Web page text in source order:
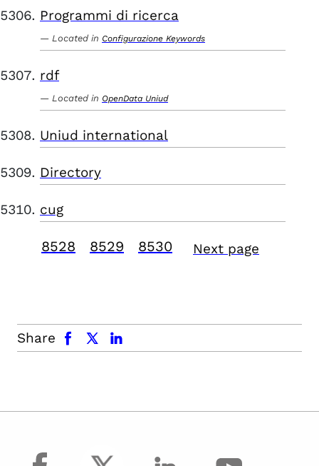
Programmi di ricerca
Located in Configurazione Keywords
rdf
Located in OpenData Uniud
Uniud international
Directory
cug
8528 8529 8530 Next page
Share
facebook x.com linkedin
facebook